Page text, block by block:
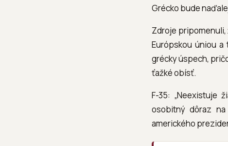
Grécko bude
Zdroje pripomenuli,
Európskou úniou
grécky úspech,
ťažké obísť.
F-35: „Neexistuje
osobitný dôraz
amerického